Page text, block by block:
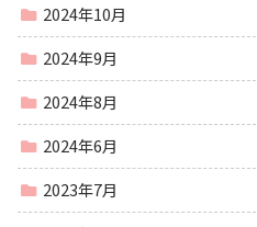
2024年10月
2024年9月
2024年8月
2024年6月
2023年7月